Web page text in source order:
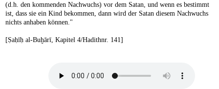
(d.h. den kommenden Nachwuchs) vor dem Satan, und wenn es bestimmt
ist, dass sie ein Kind bekommen, dann wird der Satan diesem Nachwuchs
nichts anhaben können."
[Ṣaḥīḥ al-Buḫārī, Kapitel 4/Hadithnr. 141]